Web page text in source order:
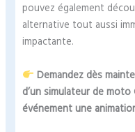
pouvez également
alternative tout aussi
impactante.
Demandez dès
d’un simulateur de
événement une